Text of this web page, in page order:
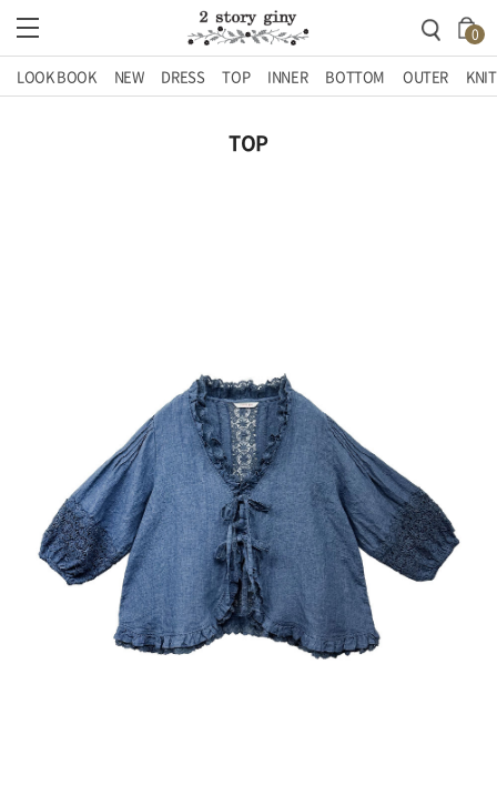
0
LOOK BOOK NEW DRESS TOP INNER BOTTOM OUTER KNIT
TOP